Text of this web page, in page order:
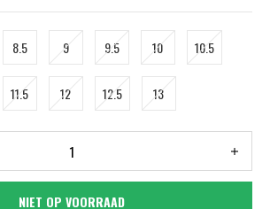
8.5 9 9.5 10 10.5
11.5 12 12.5 13
NIET OP VOORRAAD